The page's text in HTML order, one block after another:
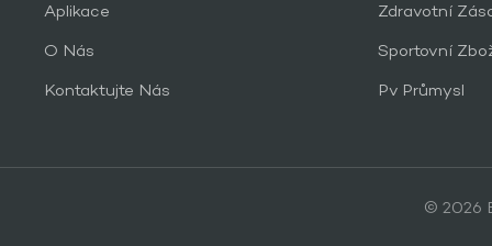
Aplikace
O Nás
Kontaktujte Nás
Zdravotní
Sportovní
Pv Průmysl
© 2026